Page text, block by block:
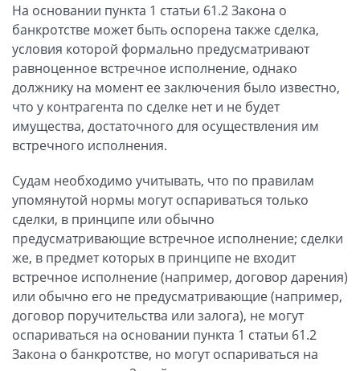
На основании пункта 1 статьи 61.2 Закона о
банкротстве может быть оспорена также сделка,
условия которой формально предусматривают
равноценное встречное исполнение, однако
должнику на момент ее заключения было известно,
что у контрагента по сделке нет и не будет
имущества, достаточного для осуществления им
встречного исполнения.
Судам необходимо учитывать, что по правилам
упомянутой нормы могут оспариваться только
сделки, в принципе или обычно
предусматривающие встречное исполнение; сделки
же, в предмет которых в принципе не входит
встречное исполнение (например, договор дарения)
или обычно его не предусматривающие (например,
договор поручительства или залога), не могут
оспариваться на основании пункта 1 статьи 61.2
Закона о банкротстве, но могут оспариваться на